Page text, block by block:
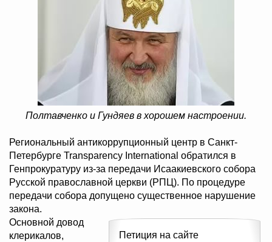
Полтавченко и Гундяев в хорошем настроении.
Региональный антикоррупционный центр в Санкт-
Петербурге Transparency International обратился в
Генпрокуратуру из-за передачи Исаакиевского собора
Русской православной церкви (РПЦ). По процедуре
передачи собора допущено существенное нарушение
закона.
Петиция на сайте
Основной довод
клерикалов,